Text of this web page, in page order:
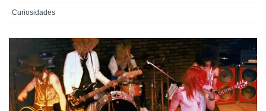
Curiosidades